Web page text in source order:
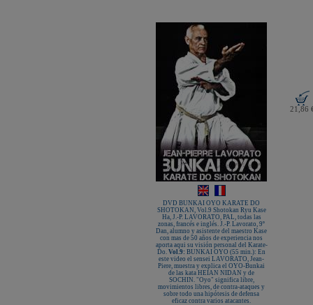
21,86
DVD BUNKAI OYO KARATE DO
SHOTOKAN, Vol.9 Shotokan Ryu Kase
Ha, J.-P. LAVORATO, PAL, todas las
zonas, francés e inglés. J.-P. Lavorato, 9º
Dan, alumno y asistente del maestro Kase
con mas de 50 años de experiencia nos
aporta aqui su visión personal del Karate-
Do. Vol.9: BUNKAI OYO (55 min.): En
este video el sensei LAVORATO, Jean-
Piere, muestra y explica el OYO-Bunkai
de las kata HEIAN NIDAN y de
SOCHIN. "Oyo" significa libre,
movimientos libres, de contra-ataques y
sobre todo una hipótesis de defensa
eficaz contra varios atacantes.